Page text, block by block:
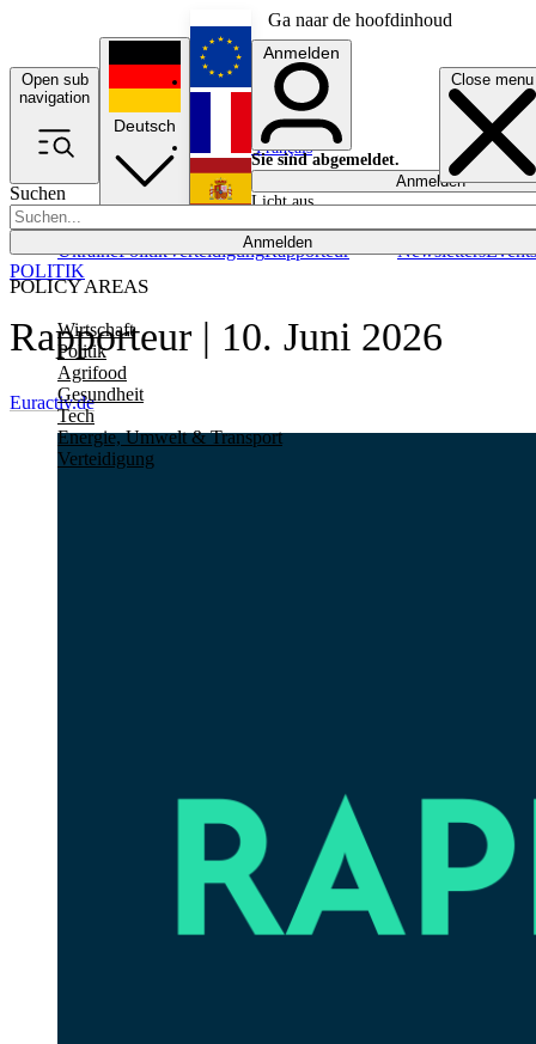
Ga naar de hoofdinhoud
Open sub
navigation
Close menu
Suchen
Anmelden
POLICY AREAS
Wirtschaft
Politik
Agrifood
Gesundheit
Tech
Energie, Umwelt & Transport
Verteidigung
UkrainePolitikVerteidigungRapporteur NewslettersEvents
Deutsch
English
Français
Anmelden
Sie sind abgemeldet.
Anmelden
Licht aus
Rapporteur | 10. Juni 2026
POLITIK
Euractiv.de